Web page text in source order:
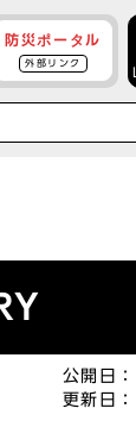
防災ポータル
外部リンク
公開日：
更新日：